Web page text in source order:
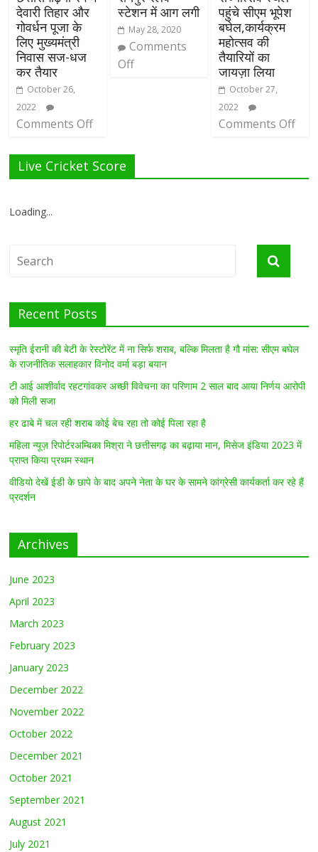
देवारी तिहार और
गोवर्धन पूजा के
लिए मुख्यमंत्री
निवास सज-धज
कर तैयार
October 26,
2022
Comments Off
स्टेशन में आग लगी
May 28, 2020
Comments
Off
पहुंचे सीएम भूपेश
बघेल,कार्यक्रम
महोत्सव की
तैयारियों का
जायज़ा लिया
October 27,
2022
Comments Off
Live Cricket Score
Loading...
Recent Posts
स्मृति ईरानी की बेटी के रेस्टोरेंट में ना सिर्फ शराब, बल्कि मिलता है गौ मांस: सीएम बघेल
के राजनीतिक सलाहकार विनोद वर्मा बड़ा बयान
टी आई आशीर्वाद रहटगांवकर अच्छी विवेचना का परिणाम 2 साल बाद आया निर्णय आरोपी
को मिली सजा
हर ढाबे में चल रही शराब कोई बेच रहा तो कोई पिला रहा है
महिला न्यूज़ रिपोर्टरअम्बिका मिश्रा ने छत्तीसगढ़ का बढ़ाया मान, मिसेज इंडिया 2023 में
प्राप्त किया प्रथम स्थान
वीडियो देखें ईडी के छापे के बाद अपने नेता के घर के सामने कांग्रेसी कार्यकर्ता कर रहे हैं
प्रदर्शन
Archives
June 2023
April 2023
March 2023
February 2023
January 2023
December 2022
November 2022
October 2022
December 2021
October 2021
September 2021
August 2021
July 2021